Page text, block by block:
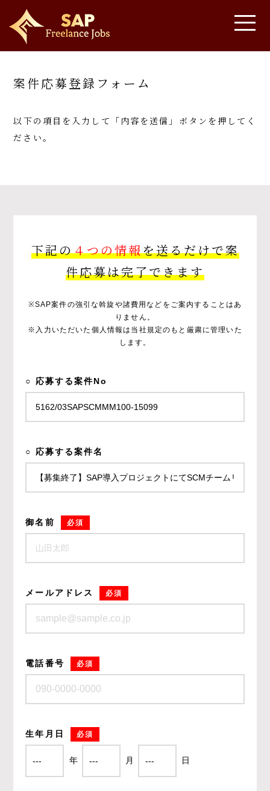
案件応募登録フォーム
以下の項目を入力して「内容を送信」ボタンを押してく
ださい。
下記の４つの情報を送るだけで案
件応募は完了できます
※SAP案件の強引な斡旋や諸費用などをご案内することはあ
りません。
※入力いただいた個人情報は当社規定のもと厳粛に管理いた
します。
○ 応募する案件No
○ 応募する案件名
御名前 必須
メールアドレス 必須
電話番号 必須
生年月日 必須
年 月 日